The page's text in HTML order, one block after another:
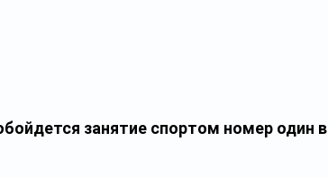
занятие спортом номер один в